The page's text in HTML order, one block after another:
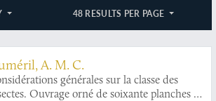
48 RESULTS PER PAGE
A. M. C.
générales sur la classe des
Ouvrage orné de soixante planches en